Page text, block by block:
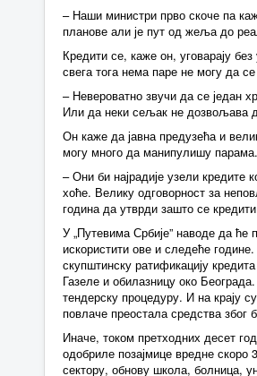
– Наши министри прво скоче па
планове али је пут од жеља до
Кредити се, каже он, уговарају
свега тога нема паре не могу да
– Невероватно звучи да се један
Или да неки сељак не дозвољава
Он каже да јавна предузећа и
могу много да манипулишу парама.
– Они би најрадије узели кредите
хоће. Велику одговорност за
година да утврди зашто се
У „Путевима Србије” наводе да ће
искористити ове и следеће
скупштинску ратификацију
Газеле и обилазницу око
тендерску процедуру. И на крају
повлаче преостала средства због
Иначе, током претходних десет
одобриле позајмице вредне скоро
сектору, обнову школа, болница,